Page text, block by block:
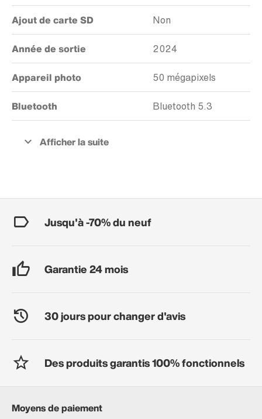
Ajout de carte SD Non
Année de sortie 2024
Appareil photo 50 mégapixels
Bluetooth Bluetooth 5.3
Jusqu'à -70% du neuf
Garantie 24 mois
30 jours pour changer d'avis
Des produits garantis 100% fonctionnels
Moyens de paiement